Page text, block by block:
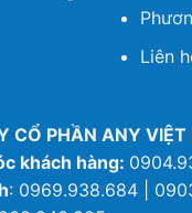
Liên
CỔ PHẦN ANY
khách hàng:
: 0969.938.684 |